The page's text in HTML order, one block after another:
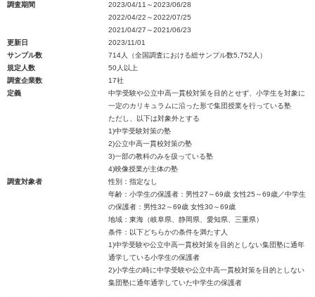
調査期間
2023/04/11～2023/06/28
2022/04/22～2022/07/25
2021/04/27～2021/06/23
更新日
2023/11/01
サンプル数
714人（全国調査における総サンプル数5,752人）
規定人数
50人以上
調査企業数
17社
定義
中学受験や公立中高一貫校対策を目的とせず、小学生を対象に
一定のカリキュラムに沿った形で集団授業を行っている塾
ただし、以下は対象外とする
1)中学受験対策の塾
2)公立中高一貫校対策の塾
3)一部の教科のみを扱っている塾
4)映像授業が主体の塾
調査対象者
性別：指定なし
年齢：小学生の保護者：男性27～69歳 女性25～69歳／中学生
の保護者：男性32～69歳 女性30～69歳
地域：東海（岐阜県、静岡県、愛知県、三重県）
条件：以下どちらかの条件を満たす人
1)中学受験や公立中高一貫校対策を目的としない集団塾に通年
通学している小学生の保護者
2)小学生の時に中学受験や公立中高一貫校対策を目的としない
集団塾に通年通学していた中学生の保護者